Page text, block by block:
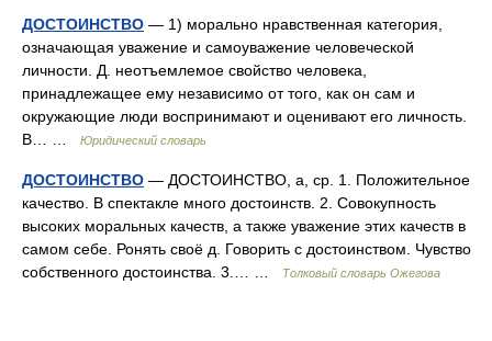
ДОСТОИНСТВО — 1) морально нравственная категория,
означающая уважение и самоуважение человеческой
личности. Д. неотъемлемое свойство человека,
принадлежащее ему независимо от того, как он сам и
окружающие люди воспринимают и оценивают его личность.
В… …
Юридический словарь
ДОСТОИНСТВО — ДОСТОИНСТВО, а, ср. 1. Положительное
качество. В спектакле много достоинств. 2. Совокупность
высоких моральных качеств, а также уважение этих качеств в
самом себе. Ронять своё д. Говорить с достоинством. Чувство
собственного достоинства. 3.… …
Толковый словарь Ожегова